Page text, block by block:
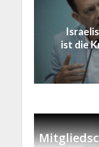
ist die